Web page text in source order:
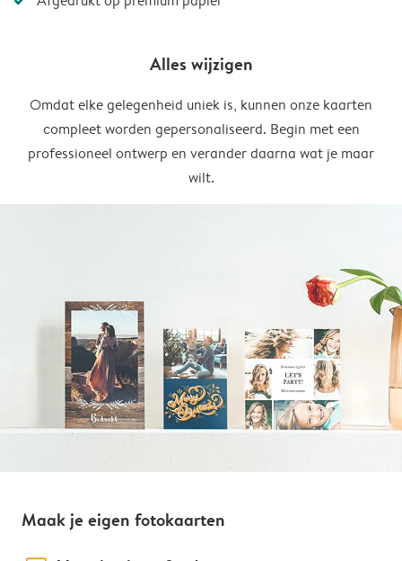
Alles wijzigen
Omdat elke gelegenheid uniek is, kunnen onze kaarten
compleet worden gepersonaliseerd. Begin met een
professioneel ontwerp en verander daarna wat je maar
wilt.
Maak je eigen fotokaarten